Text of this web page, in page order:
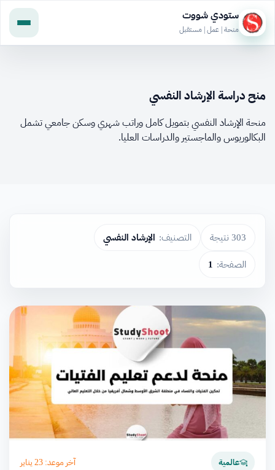
ستودي شووت
منحة | عمل | مستقبل
منح دراسة الإرشاد النفسي
منحة الإرشاد النفسي بتمويل كامل وراتب شهري وسكن جامعي تشمل
البكالوريوس والماجستير والدراسات العليا.
303 نتيجة التصنيف: الإرشاد النفسي
الصفحة: 1
عالمية آخر موعد: 23 يناير